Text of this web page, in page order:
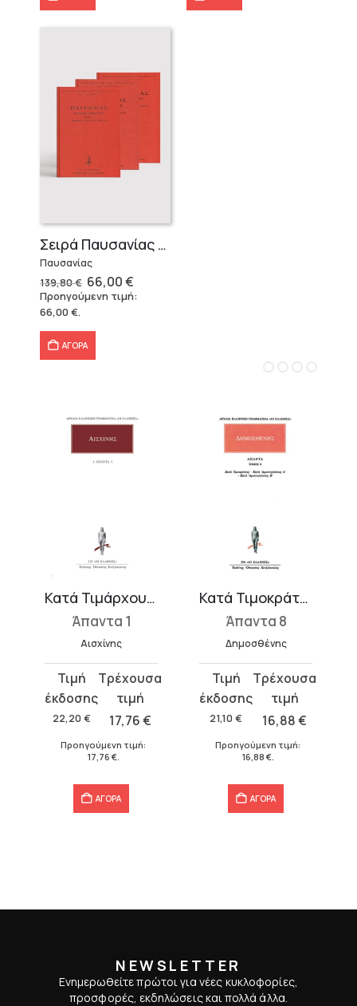
Σειρά Παυσανίας – Δεμένο (3 τόμοι)
Παυσανίας
139,80€ Original
price
was:
66,00€Η
τρέχουσα
τιμή
Προηγούμενη τιμή:
66,00€.
ΑΓΟΡΑ
Κατά Τιμάρχου, Περί της παραπρεσβείας
Άπαντα 1
Αισχίνης
22,20 €
Original
price
was:
17,76€
τρέχουσα
τιμή
17,76 €.
Προηγούμενη τιμή:
17,76 €.
ΑΓΟΡΑ
Κατά Τιμοκράτους, Κατά Αριστογείτονος Α΄-Β΄
Άπαντα 8
Δημοσθένης
21,10 €
Original
price
was:
16,88€
τρέχουσα
τιμή
16,88 €.
Προηγούμενη τιμή:
16,88 €.
ΑΓΟΡΑ
NEWSLETTER
Ενημερωθείτε πρώτοι για νέες κυκλοφορίες,
προσφορές, εκδηλώσεις και πολλά άλλα.